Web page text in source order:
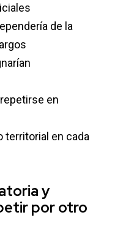
de la
en
territorial en cada
y
por otro